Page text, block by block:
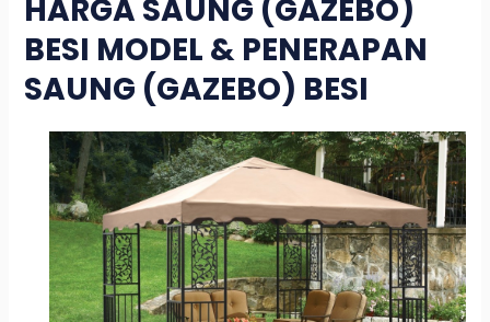
HARGA SAUNG (GAZEBO)
BESI MODEL & PENERAPAN
SAUNG (GAZEBO) BESI